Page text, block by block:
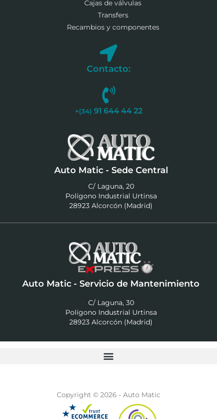
Cajas de válvulas
Transfers
Recambios y componentes
Contacto:
+(34) 91 644 44 22
Auto Matic - Sede Central
C/ Laguna, 20
Polígono Industrial Urtinsa
28923 Alcorcón (Madrid)
Auto Matic - Servicio de Mantenimiento
C/ Laguna, 30
Polígono Industrial Urtinsa
28923 Alcorcón (Madrid)
Copyright © 2026 - Auto Matic